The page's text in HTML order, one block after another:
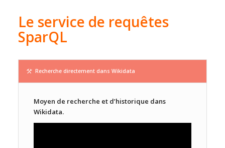
Le service de requêtes
SparQL
Recherche directement dans Wikidata
Moyen de recherche et d’historique dans
Wikidata.